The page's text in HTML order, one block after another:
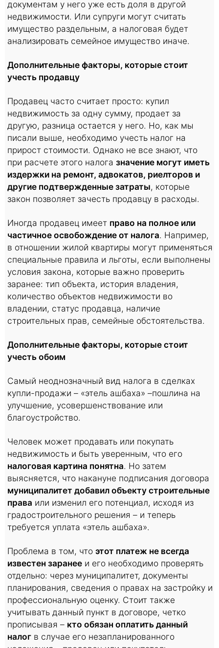
документам у него уже есть доля в другой
недвижимости. Или супруги могут считать
имущество раздельным, а налоговая будет
анализировать семейное имущество иначе.
Дополнительные факторы, которые стоит
учесть продавцу
Продавец часто считает просто: купил
недвижимость за одну сумму, продает за
другую, разница остается у него. Но, как мы
писали выше, необходимо учесть налог на
прирост стоимости. Однако не все знают, что
при расчете этого налога значение могут иметь
издержки на ремонт, адвокатов, риелторов и
другие подтвержденные затраты, которые
закон позволяет зачесть продавцу в расходы.
Иногда продавец имеет право на полное или
частичное освобождение от налога. Например,
в отношении жилой квартиры могут применяться
специальные правила и льготы, если выполнены
условия закона, которые важно проверить
заранее: тип объекта, история владения,
количество объектов недвижимости во
владении, статус продавца, наличие
строительных прав, семейные обстоятельства.
Дополнительные факторы, которые стоит
учесть обоим
Самый неоднозначный вид налога в сделках
купли-продажи – «этель ашбаха» –пошлина на
улучшение, усовершенствование или
благоустройство.
Человек может продавать или покупать
недвижимость и быть уверенным, что его
налоговая картина понятна. Но затем
выясняется, что накануне подписания договора
муниципалитет добавил объекту строительные
права или изменил его потенциал, исходя из
градостроительного решения – и теперь
требуется уплата «этель ашбаха».
Проблема в том, что этот платеж не всегда
известен заранее и его необходимо проверять
отдельно: через муниципалитет, документы
планирования, сведения о правах на застройку и
профессиональную оценку. Стоит также
учитывать данный пункт в договоре, четко
прописывая – кто обязан оплатить данный
налог в случае его незапланированного